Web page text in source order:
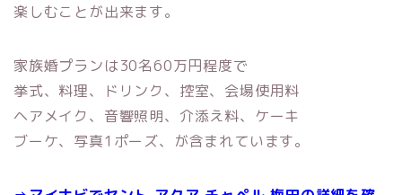
楽しむことが出来ます。
家族婚プランは30名60万円程度で
挙式、料理、ドリンク、控室、会場使用料
ヘアメイク、音響照明、介添え料、ケーキ
ブーケ、写真1ポーズ、が含まれています。